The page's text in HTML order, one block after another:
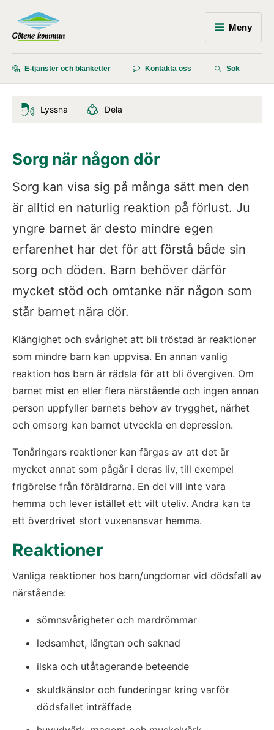
Meny
E-tjänster och blanketter Kontakta oss Sök
Lyssna Dela
Sorg när någon dör
Sorg kan visa sig på många sätt men den
är alltid en naturlig reaktion på förlust. Ju
yngre barnet är desto mindre egen
erfarenhet har det för att förstå både sin
sorg och döden. Barn behöver därför
mycket stöd och omtanke när någon som
står barnet nära dör.
Klängighet och svårighet att bli tröstad är reaktioner
som mindre barn kan uppvisa. En annan vanlig
reaktion hos barn är rädsla för att bli övergiven. Om
barnet mist en eller flera närstående och ingen annan
person uppfyller barnets behov av trygghet, närhet
och omsorg kan barnet utveckla en depression.
Tonåringars reaktioner kan färgas av att det är
mycket annat som pågår i deras liv, till exempel
frigörelse från föräldrarna. En del vill inte vara
hemma och lever istället ett vilt uteliv. Andra kan ta
ett överdrivet stort vuxenansvar hemma.
Reaktioner
Vanliga reaktioner hos barn/ungdomar vid dödsfall av
närstående:
sömnsvårigheter och mardrömmar
ledsamhet, längtan och saknad
ilska och utåtagerande beteende
skuldkänslor och funderingar kring varför
dödsfallet inträffade